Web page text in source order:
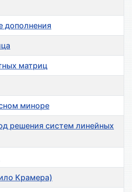
дополнения
матриц
миноре
решения систем линейных
Крамера)